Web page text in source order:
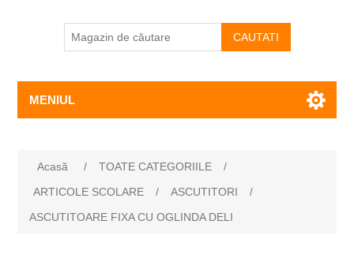
CAUTATI
MENIUL
Acasă / TOATE CATEGORIILE
/
ARTICOLE SCOLARE
/ ASCUTITORI
/
ASCUTITOARE FIXA CU OGLINDA DELI